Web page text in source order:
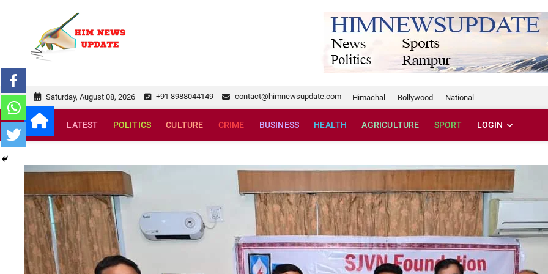
himnewsupdate.com
Saturday, August 08, 2026 +91 8988044149 contact@himnewsupdate.com Himachal Bollywood National
LATEST POLITICS CULTURE CRIME BUSINESS HEALTH AGRICULTURE SPORT LOGIN